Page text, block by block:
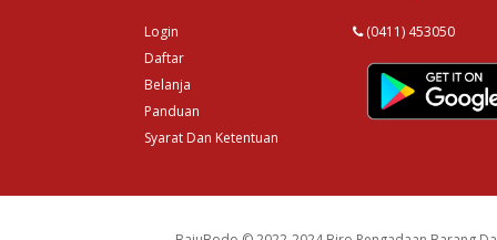
Login
Daftar
Belanja
Panduan
Syarat Dan Ketentuan
(0411) 453050